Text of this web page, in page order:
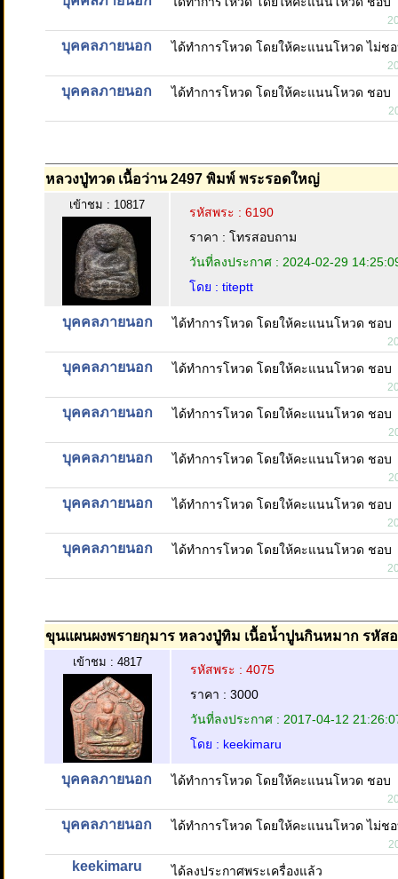
บุคคลภายนอก ได้ทำการโหวด โดยให้คะแนนโหวด ไม่ช
บุคคลภายนอก ได้ทำการโหวด โดยให้คะแนนโหวด ชอบ
หลวงปู่ทวด เนื้อว่าน 2497 พิมพ์ พระรอดใหญ่
เข้าชม : 10817
รหัสพระ : 6190
ราคา : โทรสอบถาม
วันที่ลงประกาศ : 2024-02-29
โดย : titeptt
บุคคลภายนอก ได้ทำการโหวด โดยให้คะแนนโหวด ชอบ
บุคคลภายนอก ได้ทำการโหวด โดยให้คะแนนโหวด ชอบ
บุคคลภายนอก ได้ทำการโหวด โดยให้คะแนนโหวด ชอบ
บุคคลภายนอก ได้ทำการโหวด โดยให้คะแนนโหวด ชอบ
บุคคลภายนอก ได้ทำการโหวด โดยให้คะแนนโหวด ชอบ
บุคคลภายนอก ได้ทำการโหวด โดยให้คะแนนโหวด ชอบ
ขุนแผนผงพรายกุมาร หลวงปู่ทิม เนื้อน้ำปูนกินหมาก รหัส
เข้าชม : 4817
รหัสพระ : 4075
ราคา : 3000
วันที่ลงประกาศ : 2017-04-12
โดย : keekimaru
บุคคลภายนอก ได้ทำการโหวด โดยให้คะแนนโหวด ชอบ
บุคคลภายนอก ได้ทำการโหวด โดยให้คะแนนโหวด ไม่ช
keekimaru ได้ลงประกาศพระเครื่องแล้ว